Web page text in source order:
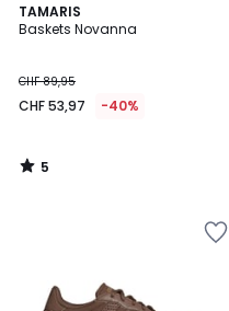
TAMARIS
Baskets Novanna
CHF 89,95
CHF 53,97 -40%
5
/
5
/